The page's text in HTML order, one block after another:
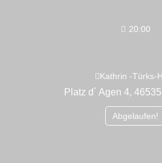
Abgelaufen!
20:00
Kathrin -Türks-
Platz d´ Agen 4,